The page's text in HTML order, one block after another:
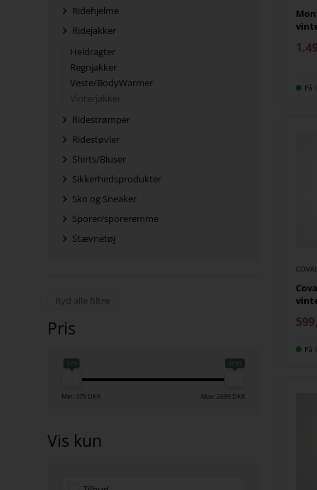
Ridehjelme
Ridejakker
Heldragter
Regnjakker
Veste/BodyWarmer
Vinterjakker
Ridestrømper
Ridestøvler
Shirts/Bluser
Sikkerhedsprodukter
Sko og Sneaker
Sporer/sporeremme
Stævnetøj
Ryd alle filtre
Pris
379 2699
Min: 379 DKK Max: 2699 DKK
Vis kun
På
På